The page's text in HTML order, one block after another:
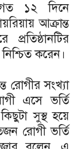
১২ দিনে
আক্রান্ত
করেন।
রোগীর সংখ্যা
এসে ভর্তি
সুস্থ হয়ে
রোগী ভর্তি